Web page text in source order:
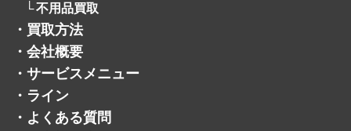
不用品買取
・ 買取方法
・ 会社概要
・ サービスメニュー
・ ライン
・ よくある質問